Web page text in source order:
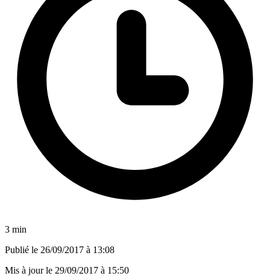
3 min
Publié le 26/09/2017 à 13:08
Mis à jour le 29/09/2017 à 15:50